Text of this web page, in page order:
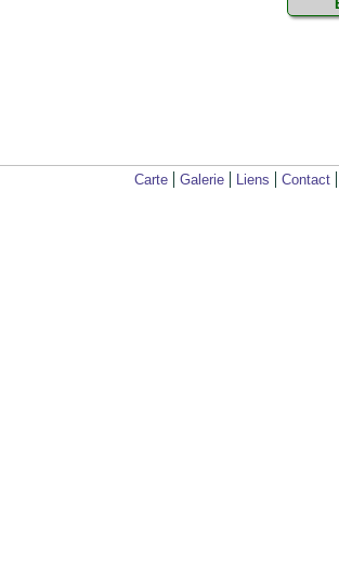
Carte Galerie Liens Contact